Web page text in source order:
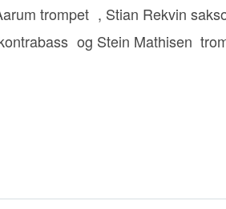
trompet , Stian Rekvin
og Stein Mathisen